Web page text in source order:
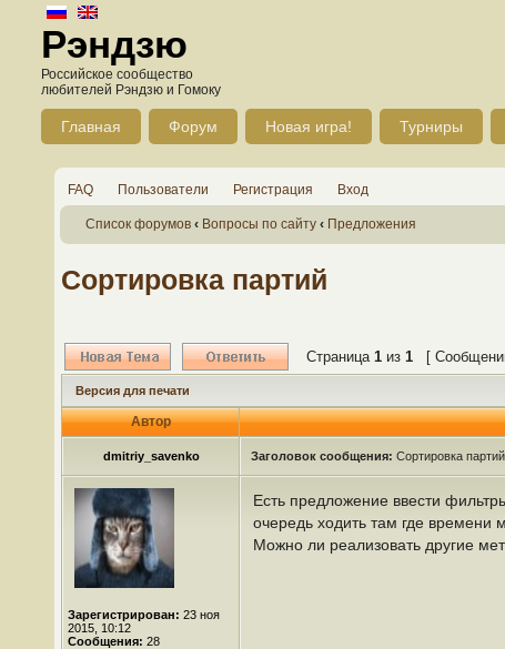
Рэндзю
Российское сообщество
любителей Рэндзю и Гомоку
Главная Форум Новая игра! Турниры
FAQ Пользователи Регистрация Вход
Список форумов ‹ Вопросы по сайту ‹ Предложения
Сортировка партий
Страница 1 из 1 [
Версия для печати
Автор
dmitriy_savenko Заголовок сообщения: Сортировка партий
Зарегистрирован: 23 ноя
2015, 10:12
Сообщения: 28
Есть предложение ввести
очередь ходить там где времени
Можно ли реализовать другие